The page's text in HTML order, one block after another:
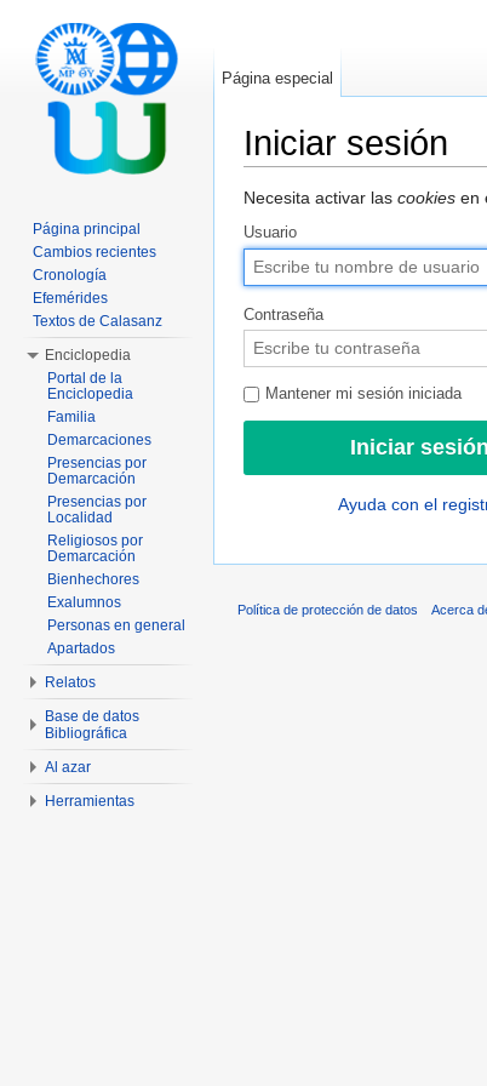
Iniciar sesión
Necesita activar las cookies en
Usuario
Contraseña
Mantener mi sesión iniciada
Ayuda con el
Página especial
Página principal
Cambios recientes
Cronología
Efemérides
Textos de Calasanz
Enciclopedia
Portal de la
Enciclopedia
Familia
Demarcaciones
Presencias por
Demarcación
Presencias por
Localidad
Religiosos por
Demarcación
Bienhechores
Exalumnos
Personas en general
Apartados
Relatos
Base de datos
Bibliográfica
Al azar
Herramientas
Política de protección de datos Acerca